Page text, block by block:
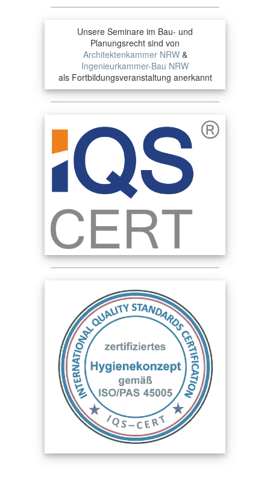
Unsere Seminare im Bau- und
Planungsrecht sind von
Architektenkammer NRW&
Ingenieurkammer-Bau NRW
als Fortbildungsveranstaltung anerkannt